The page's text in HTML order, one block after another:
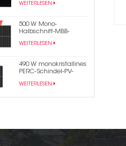
Solarpanel
WEITERLESEN
500 W Mono-
Halbschnitt-MBB-
WEITERLESEN
490 W monokristallines
PERC-Schindel-PV-
WEITERLESEN